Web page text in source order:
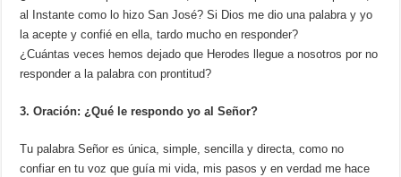
al Instante como lo hizo San José? Si Dios me dio una palabra y yo
la acepte y confié en ella, tardo mucho en responder?
¿Cuántas veces hemos dejado que Herodes llegue a nosotros por no
responder a la palabra con prontitud?
3. Oración: ¿Qué le respondo yo al Señor?
Tu palabra Señor es única, simple, sencilla y directa, como no
confiar en tu voz que guía mi vida, mis pasos y en verdad me hace